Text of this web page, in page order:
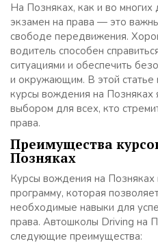
На Позняках, как и во многих
экзамен на права — это
свободе передвижения.
водитель способен
ситуациями и обеспечить
и окружающим. В этой статье
курсы вождения на Позняках
выбором для всех, кто
права.
Преимущества
Позняках
Курсы вождения на
программу, которая
необходимые навыки для
права. Автошколы Driving на
следующие преимущества: